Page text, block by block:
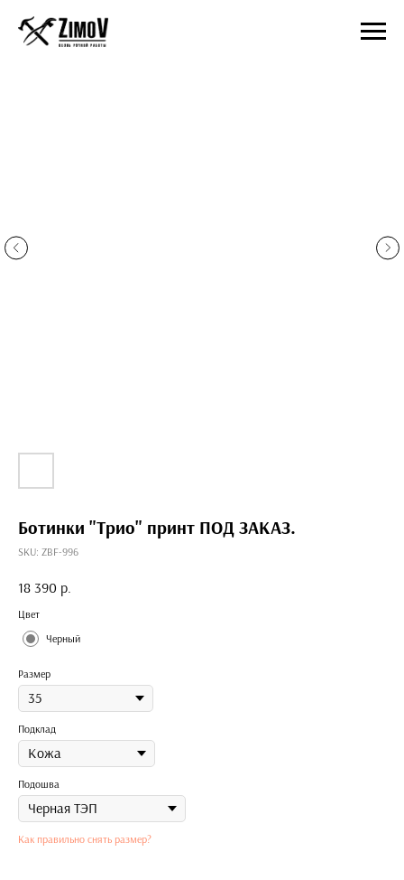
Ботинки "Трио" принт ПОД ЗАКАЗ.
SKU: ZBF-996
18 390 р.
Цвет
Черный
Размер
Подклад
Подошва
Как правильно снять размер?